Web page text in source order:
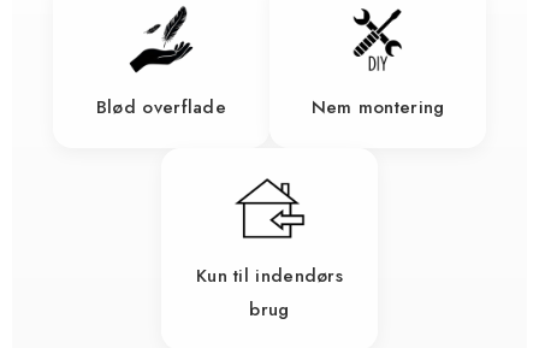
Blød overflade Nem montering
Kun til indendørs
brug